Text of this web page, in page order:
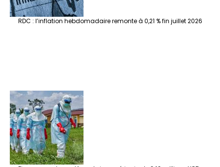
RDC : l’inflation hebdomadaire remonte à 0,21 % fin juillet 2026